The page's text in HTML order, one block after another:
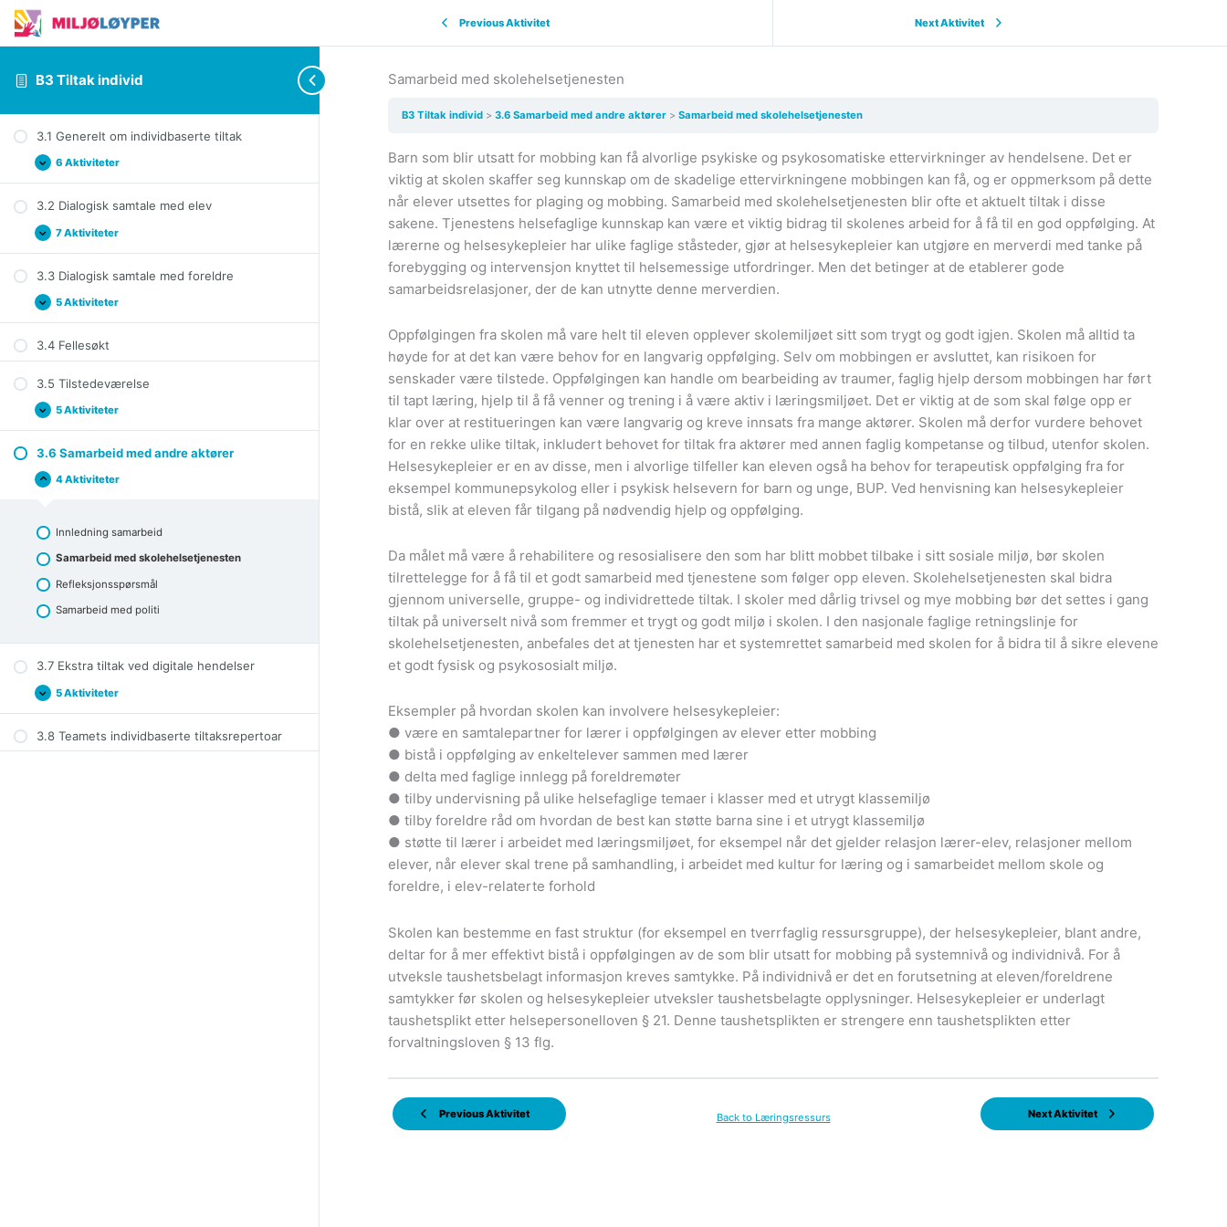
B3 Tiltak individ
3.1 Generelt om individbaserte tiltak
Expand
3.1
Generelt
individbaserte
6 Aktiviteter
3.2 Dialogisk samtale med elev
Expand
3.2
Dialogisk
med
7 Aktiviteter
3.3 Dialogisk samtale med foreldre
Expand
3.3
Dialogisk
med
foreldre
5 Aktiviteter
3.4 Fellesøkt
3.5 Tilstedeværelse
Expand
3.5
Tilstedeværelse
5 Aktiviteter
3.6 Samarbeid med andre aktører
Collapse
3.6
aktører
4 Aktiviteter
Innledning samarbeid
Samarbeid med skolehelsetjenesten
Refleksjonsspørsmål
Samarbeid med politi
3.7 Ekstra tiltak ved digitale hendelser
Expand
3.7
Ekstra
ved
digitale
5 Aktiviteter
3.8 Teamets individbaserte tiltaksrepertoar
Previous Aktivitet Next Aktivitet
Samarbeid med skolehelsetjenesten
B3 Tiltak individ 3.6 Samarbeid med andre aktører Samarbeid med skolehelsetjenesten
Barn som blir utsatt for mobbing kan få alvorlige psykiske og psykosomatiske ettervirkninger av hendelsene. Det er
viktig at skolen skaffer seg kunnskap om de skadelige ettervirkningene mobbingen kan få, og er oppmerksom på dette
når elever utsettes for plaging og mobbing. Samarbeid med skolehelsetjenesten blir ofte et aktuelt tiltak i disse
sakene. Tjenestens helsefaglige kunnskap kan være et viktig bidrag til skolenes arbeid for å få til en god oppfølging. At
lærerne og helsesykepleier har ulike faglige ståsteder, gjør at helsesykepleier kan utgjøre en merverdi med tanke på
forebygging og intervensjon knyttet til helsemessige utfordringer. Men det betinger at de etablerer gode
samarbeidsrelasjoner, der de kan utnytte denne merverdien.
Oppfølgingen fra skolen må vare helt til eleven opplever skolemiljøet sitt som trygt og godt igjen. Skolen må alltid ta
høyde for at det kan være behov for en langvarig oppfølging. Selv om mobbingen er avsluttet, kan risikoen for
senskader være tilstede. Oppfølgingen kan handle om bearbeiding av traumer, faglig hjelp dersom mobbingen har ført
til tapt læring, hjelp til å få venner og trening i å være aktiv i læringsmiljøet. Det er viktig at de som skal følge opp er
klar over at restitueringen kan være langvarig og kreve innsats fra mange aktører. Skolen må derfor vurdere behovet
for en rekke ulike tiltak, inkludert behovet for tiltak fra aktører med annen faglig kompetanse og tilbud, utenfor skolen.
Helsesykepleier er en av disse, men i alvorlige tilfeller kan eleven også ha behov for terapeutisk oppfølging fra for
eksempel kommunepsykolog eller i psykisk helsevern for barn og unge, BUP. Ved henvisning kan helsesykepleier
bistå, slik at eleven får tilgang på nødvendig hjelp og oppfølging.
Da målet må være å rehabilitere og resosialisere den som har blitt mobbet tilbake i sitt sosiale miljø, bør skolen
tilrettelegge for å få til et godt samarbeid med tjenestene som følger opp eleven. Skolehelsetjenesten skal bidra
gjennom universelle, gruppe- og individrettede tiltak. I skoler med dårlig trivsel og mye mobbing bør det settes i gang
tiltak på universelt nivå som fremmer et trygt og godt miljø i skolen. I den nasjonale faglige retningslinje for
skolehelsetjenesten, anbefales det at tjenesten har et systemrettet samarbeid med skolen for å bidra til å sikre elevene
et godt fysisk og psykososialt miljø.
Eksempler på hvordan skolen kan involvere helsesykepleier:
● være en samtalepartner for lærer i oppfølgingen av elever etter mobbing
● bistå i oppfølging av enkeltelever sammen med lærer
● delta med faglige innlegg på foreldremøter
● tilby undervisning på ulike helsefaglige temaer i klasser med et utrygt klassemiljø
● tilby foreldre råd om hvordan de best kan støtte barna sine i et utrygt klassemiljø
● støtte til lærer i arbeidet med læringsmiljøet, for eksempel når det gjelder relasjon lærer-elev, relasjoner mellom
elever, når elever skal trene på samhandling, i arbeidet med kultur for læring og i samarbeidet mellom skole og
foreldre, i elev-relaterte forhold
Skolen kan bestemme en fast struktur (for eksempel en tverrfaglig ressursgruppe), der helsesykepleier, blant andre,
deltar for å mer effektivt bistå i oppfølgingen av de som blir utsatt for mobbing på systemnivå og individnivå. For å
utveksle taushetsbelagt informasjon kreves samtykke. På individnivå er det en forutsetning at eleven/foreldrene
samtykker før skolen og helsesykepleier utveksler taushetsbelagte opplysninger. Helsesykepleier er underlagt
taushetsplikt etter helsepersonelloven § 21. Denne taushetsplikten er strengere enn taushetsplikten etter
forvaltningsloven § 13 flg.
Previous Aktivitet Back to Læringsressurs Next Aktivitet